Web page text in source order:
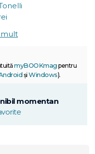
mult
myBOOKmag pentru
și Windows).
momentan